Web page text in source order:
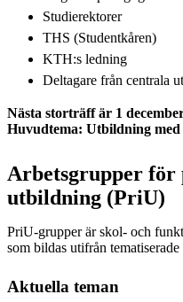
Studierektorer
THS (Studentkåren)
KTH:s ledning
Deltagare från centrala
Nästa storträff är 1
Huvudtema: Utbildning
Arbetsgrupper
utbildning (PriU)
PriU-grupper är skol- och
som bildas utifrån
Aktuella teman